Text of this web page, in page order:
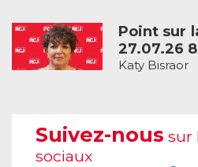
Point sur
27.07.26
Katy Bisraor
Suivez-nous sur
sociaux